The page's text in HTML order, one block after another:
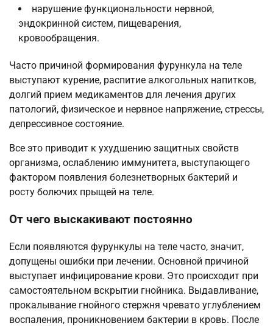
нарушение функциональности нервной,
эндокринной систем, пищеварения,
кровообращения.
Часто причиной формирования фурункула на теле
выступают курение, распитие алкогольных напитков,
долгий прием медикаментов для лечения других
патологий, физическое и нервное напряжение, стрессы,
депрессивное состояние.
Все это приводит к ухудшению защитных свойств
организма, ослаблению иммунитета, выступающего
фактором появления болезнетворных бактерий и
росту болючих прыщей на теле.
От чего выскакивают постоянно
Если появляются фурункулы на теле часто, значит,
допущены ошибки при лечении. Основной причиной
выступает инфицирование крови. Это происходит при
самостоятельном вскрытии гнойника. Выдавливание,
прокалывание гнойного стержня чревато углублением
воспаления, проникновением бактерии в кровь. После